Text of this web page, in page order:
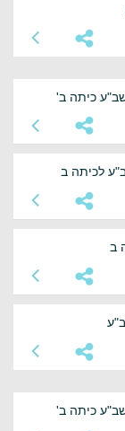
כיתה ב'
לכיתה ב
ב
כיתה ב'